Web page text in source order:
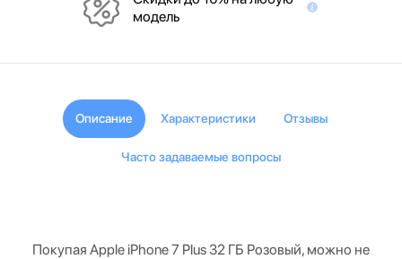
модель
Описание Характеристики Отзывы
Часто задаваемые вопросы
Покупая Apple iPhone 7 Plus 32 ГБ Розовый, можно не